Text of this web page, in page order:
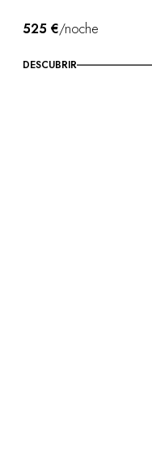
525 €/noche
DESCUBRIR